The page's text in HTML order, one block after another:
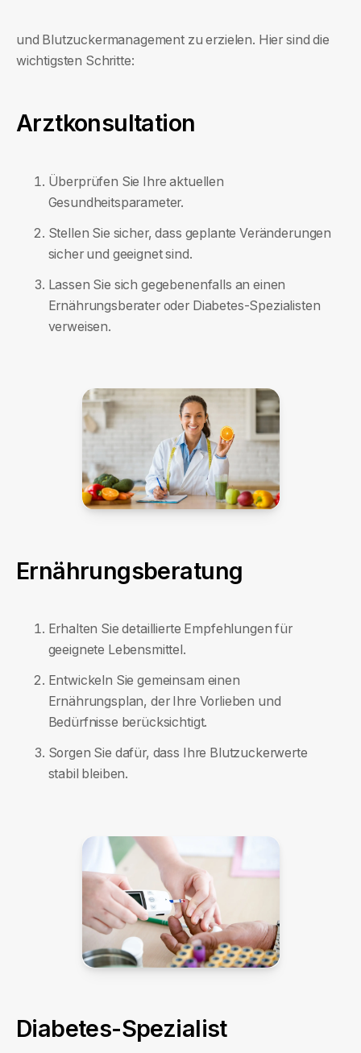
und Blutzuckermanagement zu erzielen. Hier sind die
wichtigsten Schritte:
Arztkonsultation
Überprüfen Sie Ihre aktuellen
Gesundheitsparameter.
Stellen Sie sicher, dass geplante Veränderungen
sicher und geeignet sind.
Lassen Sie sich gegebenenfalls an einen
Ernährungsberater oder Diabetes-Spezialisten
verweisen.
Ernährungsberatung
Erhalten Sie detaillierte Empfehlungen für
geeignete Lebensmittel.
Entwickeln Sie gemeinsam einen
Ernährungsplan, der Ihre Vorlieben und
Bedürfnisse berücksichtigt.
Sorgen Sie dafür, dass Ihre Blutzuckerwerte
stabil bleiben.
Diabetes-Spezialist